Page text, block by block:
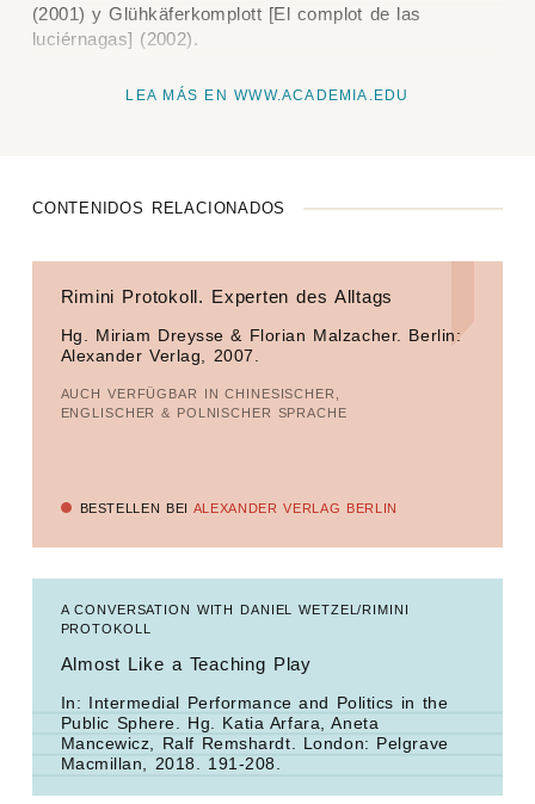
(2001) yGlühkäferkomplott [El complot de las
luciérnagas] (2002).
LEA MÁS EN WWW.ACADEMIA.EDU
CONTENIDOS RELACIONADOS
Rimini Protokoll. Experten des Alltags
Hg. Miriam Dreysse & Florian Malzacher. Berlin:
Alexander Verlag, 2007.
AUCH VERFÜGBAR IN CHINESISCHER,
ENGLISCHER & POLNISCHER SPRACHE
BESTELLEN BEI ALEXANDER VERLAG BERLIN
A CONVERSATION WITH DANIEL WETZEL/RIMINI
PROTOKOLL
Almost Like a Teaching Play
In:
Intermedial Performance and Politics in the
Public Sphere . Hg. Katia Arfara, Aneta
Mancewicz, Ralf Remshardt. London: Pelgrave
Macmillan, 2018. 191-208.